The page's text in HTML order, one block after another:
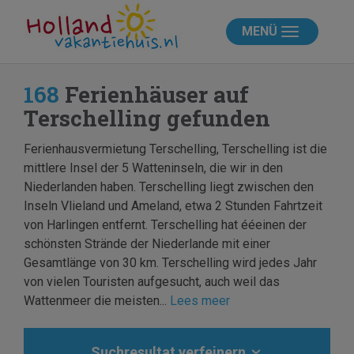
MENÜ
168 Ferienhäuser auf
Terschelling gefunden
Ferienhausvermietung Terschelling, Terschelling ist die
mittlere Insel der 5 Watteninseln, die wir in den
Niederlanden haben. Terschelling liegt zwischen den
Inseln Vlieland und Ameland, etwa 2 Stunden Fahrtzeit
von Harlingen entfernt. Terschelling hat ééeinen der
schönsten Strände der Niederlande mit einer
Gesamtlänge von 30 km. Terschelling wird jedes Jahr
von vielen Touristen aufgesucht, auch weil das
Wattenmeer die meisten... Lees meer